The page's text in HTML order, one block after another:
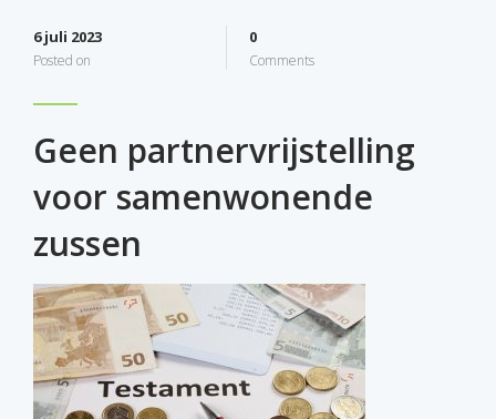
6 juli 2023
Posted on
0
Comments
Geen partnervrijstelling
voor samenwonende
zussen